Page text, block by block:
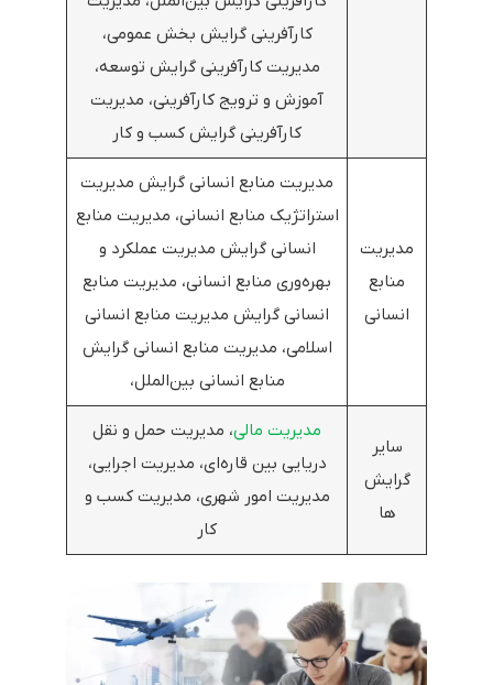
کارآفرینی گرایش بخش عمومی،
مدیریت کارآفرینی گرایش توسعه،
آموزش و ترویج کارآفرینی، مدیریت
کارآفرینی گرایش کسب و کار
مدیریت
منابع
انسانی
مدیریت منابع انسانی گرایش مدیریت
استراتژیک منابع انسانی، مدیریت منابع
انسانی گرایش مدیریت عملکرد و
بهره‌وری منابع انسانی، مدیریت منابع
انسانی گرایش مدیریت منابع انسانی
اسلامی، مدیریت منابع انسانی گرایش
منابع انسانی بین‌الملل،
سایر
گرایش
ها
مدیریت مالی، مدیریت حمل و نقل
دریایی بین قاره‌ای، مدیریت اجرایی،
مدیریت امور شهری، مدیریت کسب و
کار